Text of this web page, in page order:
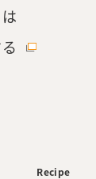
Recipe